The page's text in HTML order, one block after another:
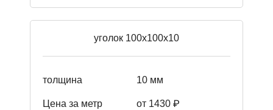
уголок 100х100х10
толщина 10 мм
Цена за метр от 1430 ₽